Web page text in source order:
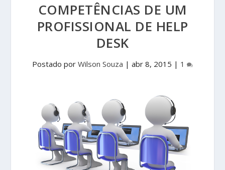
COMPETÊNCIAS DE UM
PROFISSIONAL DE HELP
DESK
Postado por Wilson Souza | abr 8, 2015 | 1